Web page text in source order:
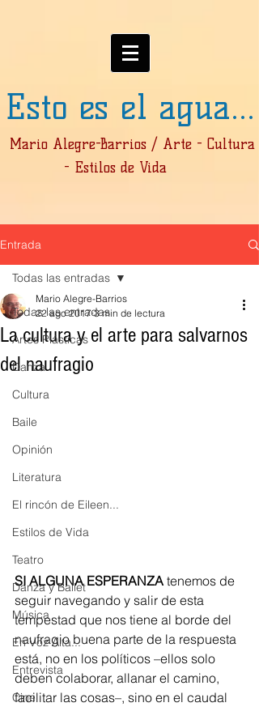
Esto es el agua...
Mario Alegre-Barrios / Arte - Cultura
- Estilos de Vida
Entrada
Todas las entradas
Artes Plásticas
Danza
Cultura
Baile
Opinión
Literatura
El rincón de Eileen...
Estilos de Vida
Teatro
Danza y Ballet
Música
En Voz Alta...
Entrevista
Cine
Todas las entradas
La cultura y el arte para salvarnos
del naufragio
Mario Alegre-Barrios
22 ago 2017 3 min de lectura
SI ALGUNA ESPERANZA tenemos de
seguir navegando y salir de esta
tempestad que nos tiene al borde del
naufragio buena parte de la respuesta
está, no en los políticos –ellos solo
deben colaborar, allanar el camino,
facilitar las cosas–, sino en el caudal